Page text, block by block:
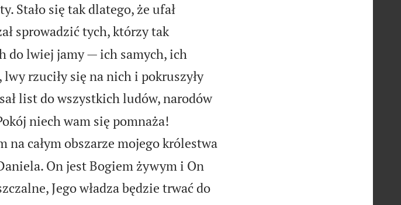
Stało się tak dlatego, że ufał
sprowadzić tych, którzy tak
do lwiej jamy — ich samych, ich
rzuciły się na nich i pokruszyły
list do wszystkich ludów, narodów
niech wam się pomnaża!
na całym obszarze mojego królestwa
On jest Bogiem żywym i On
Jego władza będzie trwać do